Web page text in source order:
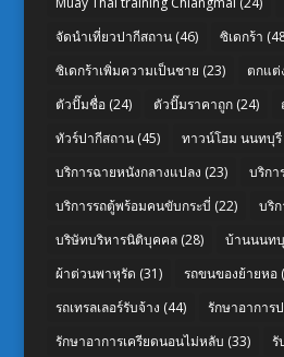
จัดนำเที่ยวปากีสถาน(46) ซิเดกร้า
ซิเดกร้าเพิ่มความเป็นชาย (23) ตกแต่
ตัวปั๊มชื่อ(24) ตัวปั๊มราคาถูก(24)
ทัวร์ปากีสถาน(45) ทาวน์โฮม นนทบุรี
บริการฉายหนังกลางแปลง (23) บริกา
บริการรถตู้พร้อมคนขับกระบี่ (22) บริก
บริษัทบริหารนิติบุคคล(28) บ้านนนท
ผ้าต่วนพาหุรัด (31) รถขนของย้ายหอ
รถเทรลเลอร์รับจ้าง (44) รักษาอาการ
รักษาอาการเครียดนอนไม่หลับ (33) รั